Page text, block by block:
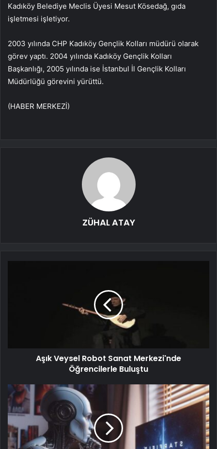
Kadıköy Belediye Meclis Üyesi Mesut Kösedağ, gıda
işletmesi işletiyor.
2003 yılında CHP Kadıköy Gençlik Kolları müdürü olarak
görev yaptı. 2004 yılında Kadıköy Gençlik Kolları
Başkanlığı, 2005 yılında ise İstanbul İl Gençlik Kolları
Müdürlüğü görevini yürüttü.
(HABER MERKEZİ)
ZÜHAL ATAY
Aşık Veysel Robot Sanat Merkezi'nde
Öğrencilerle Buluştu